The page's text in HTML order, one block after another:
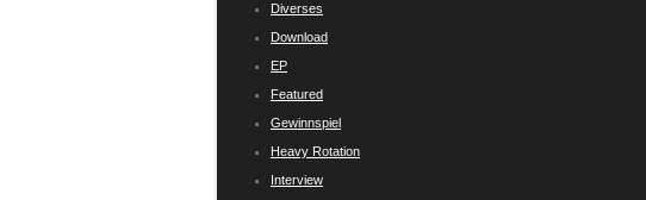
Diverses
Download
EP
Featured
Gewinnspiel
Heavy Rotation
Interview